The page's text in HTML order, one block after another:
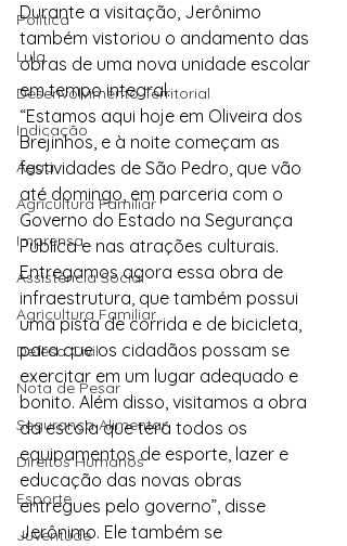
Política
Lula
Desenvolvimento Territorial
Indicação
Água
Agricultura Familiar
Imprensa
Assistência Social
Agricultura Familiar
Defesa Civil
Nota de Pesar
Segurança Alimentar
Direitos Humanos
Esporte
Juventude
Durante a visitação, Jerônimo
também vistoriou o andamento das
obras de uma nova unidade escolar
em tempo integral.
“Estamos aqui hoje em Oliveira dos
Brejinhos, e à noite começam as
festividades de São Pedro, que vão
até domingo, em parceria com o
Governo do Estado na Segurança
Pública e nas atrações culturais.
Entregamos agora essa obra de
infraestrutura, que também possui
uma pista de corrida e de bicicleta,
para que os cidadãos possam se
exercitar em um lugar adequado e
bonito. Além disso, visitamos a obra
da escola que terá todos os
equipamentos de esporte, lazer e
educação das novas obras
entregues pelo governo”, disse
Jerônimo. Ele também se